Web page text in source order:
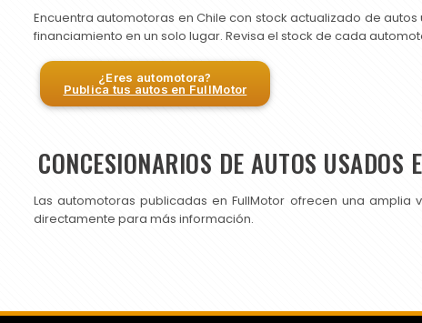
Encuentra automotoras en Chile con stock actualizado de
financiamiento en un solo lugar. Revisa el stock de cada
¿Eres automotora?
Publica tus autos en FullMotor
CONCESIONARIOS DE AUTOS USADOS
Las automotoras publicadas en FullMotor ofrecen una
directamente para más información.